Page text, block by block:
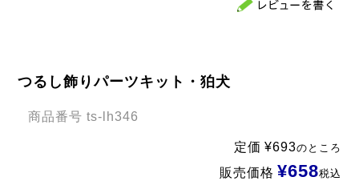
つるし飾りパーツキット・狛犬
商品番号 ts-lh346
定価 ¥693のところ
販売価格 ¥658税込